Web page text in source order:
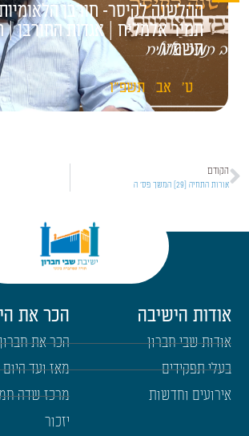
ההלשנה לקיסר- חורבן
תמיר אלמליח | אגדות החורבן
תשפ"ו
ט' אב תשפ"ו
הקודם
אורות התחיה [29] המשך פס' ה
אודות הישיבה
אודות שבי חברון
בעלי תפקידים
אירועים וחדשות
הכר את
הכר את חברון
מאז ועד היום
מרכז שדה
יזכור